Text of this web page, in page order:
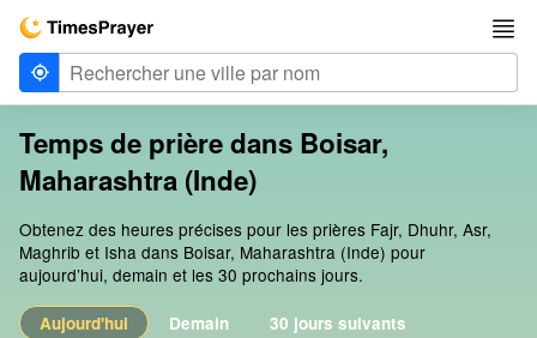
Temps de prière dans Boisar,
Maharashtra (Inde)
Obtenez des heures précises pour les prières Fajr, Dhuhr, Asr,
Maghrib et Isha dans Boisar, Maharashtra (Inde) pour
aujourd’hui, demain et les 30 prochains jours.
Aujourd'hui Demain 30 jours suivants